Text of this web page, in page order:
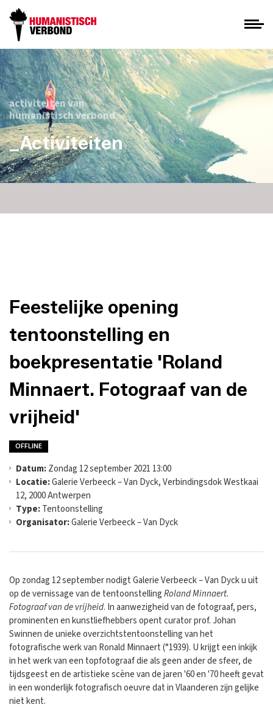
activiteiten van
humanistisch verbond
_Activiteiten
Feestelijke opening
tentoonstelling en
boekpresentatie 'Roland
Minnaert. Fotograaf van de
vrijheid'
OFFLINE
Datum:Zondag 12 september 2021 13:00
Locatie:Galerie Verbeeck – Van Dyck, Verbindingsdok Westkaai
12, 2000 Antwerpen
Type:Tentoonstelling
Organisator:Galerie Verbeeck – Van Dyck
Op zondag 12 september nodigt Galerie Verbeeck – Van Dyck u uit
op de vernissage van de tentoonstellingRoland Minnaert.
Fotograaf van de vrijheid. In aanwezigheid van de fotograaf, pers,
prominenten en kunstliefhebbers opent curator prof. Johan
Swinnen de unieke overzichtstentoonstelling van het
fotografische werk van Ronald Minnaert (°1939). U krijgt een inkijk
in het werk van een topfotograaf die als geen ander de sfeer, de
tijdsgeest en de artistieke scène van de jaren '60 en '70 heeft gevat
in een wonderlijk fotografisch oeuvre dat in Vlaanderen zijn gelijke
niet kent.